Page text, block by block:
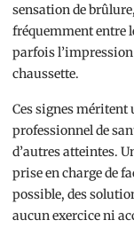
sensation de
fréquemment entre
parfois
chaussette.
Ces signes méritent
professionnel de
d’autres atteintes.
prise en charge de
possible, des
aucun exercice ni